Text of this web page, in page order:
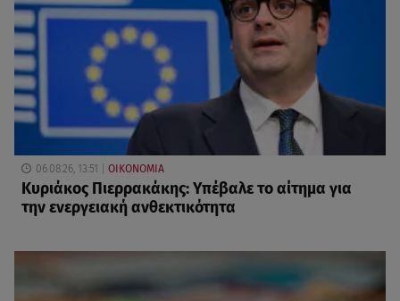
06.08.26, 13:51 ΟΙΚΟΝΟΜΙΑ
Κυριάκος Πιερρακάκης: Υπέβαλε το αίτημα για
την ενεργειακή ανθεκτικότητα